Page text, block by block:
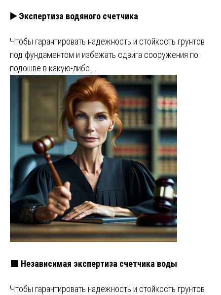
▶️ Экспертиза водяного счетчика
Чтобы гарантировать надежность и стойкость грунтов
под фундаментом и избежать сдвига сооружения по
подошве в какую-либо …
🟥 Независимая экспертиза счетчика воды
Чтобы гарантировать надежность и стойкость грунтов